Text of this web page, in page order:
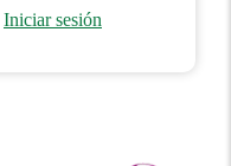
Iniciar sesión